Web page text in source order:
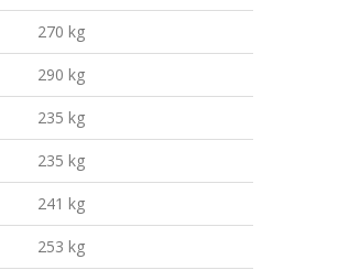
270 kg
290 kg
235 kg
235 kg
241 kg
253 kg